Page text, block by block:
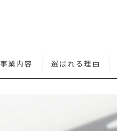
事業内容 選ばれる理由